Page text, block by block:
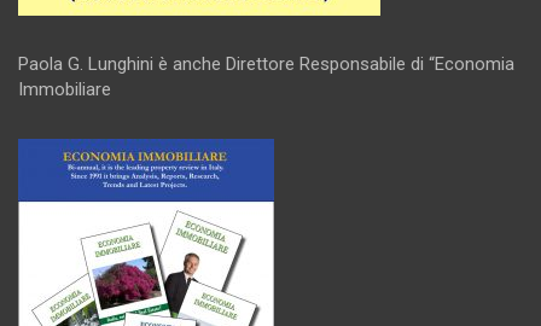
Paola G. Lunghini è anche Direttore Responsabile di “Economia
Immobiliare